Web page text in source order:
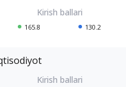
165.8 130.2